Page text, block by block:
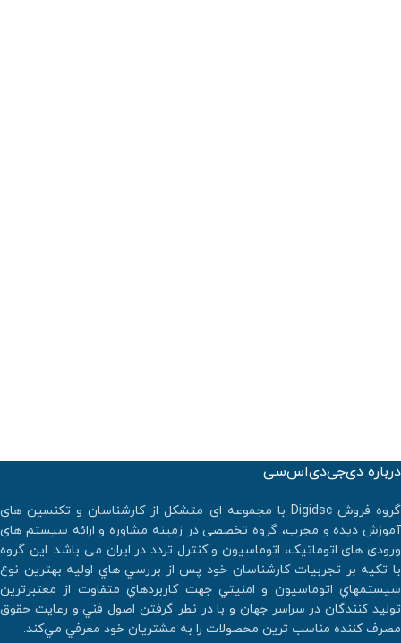
درباره دی‌جی‌دی‌اس‌سی
گروه فروش Digidsc با مجموعه ای متشکل از کارشناسان و تکنسین های
آموزش دیده و مجرب، گروه تخصصی در زمینه مشاوره و ارائه سیستم های
ورودی های اتوماتیک، اتوماسیون و کنترل تردد در ایران می باشد. اين گروه
با تكيه بر تجربيات كارشناسان خود پس از بررسي هاي اوليه بهترين نوع
سيستمهاي اتوماسيون و امنيتي جهت كاربردهاي متفاوت از معتبرترين
توليد كنندگان در سراسر جهان و با در نطر گرفتن اصول فني و رعايت حقوق
مصرف كننده مناسب ترين محصولات را به مشتريان خود معرفي مي‌كند.